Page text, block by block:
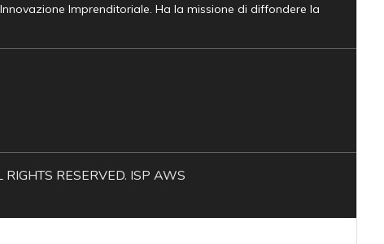
Imprenditoriale. Ha la missione di diffondere la
RESERVED. ISP AWS